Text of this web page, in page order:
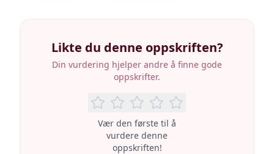
Likte du denne oppskriften?
Din vurdering hjelper andre å finne gode
oppskrifter.
Vær den første til å
vurdere denne
oppskriften!